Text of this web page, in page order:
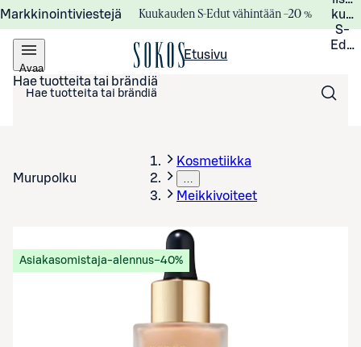
Markkinointiviestejä Kuukauden S-Edut vähintään –20 %
S-
Avaa
valikko
Etusivu
Hae tuotteita tai brändiä
Murupolku
Kosmetiikka
…
Meikkivoiteet
Asiakasomistaja-alennus−40%